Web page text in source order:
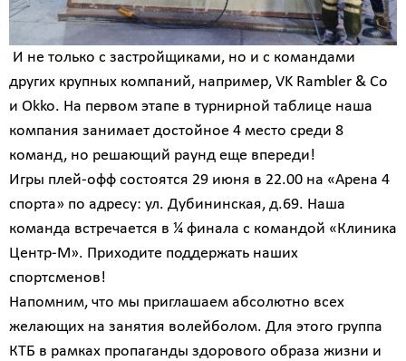
И не только с застройщиками, но и с командами
других крупных компаний, например, VK Rambler & Co
и Okko. На первом этапе в турнирной таблице наша
компания занимает достойное 4 место среди 8
команд, но решающий раунд еще впереди!
Игры плей-офф состоятся 29 июня в 22.00 на «Арена 4
спорта» по адресу: ул. Дубининская, д.69. Наша
команда встречается в ¼ финала с командой «Клиника
Центр-М». Приходите поддержать наших
спортсменов!
Напомним, что мы приглашаем абсолютно всех
желающих на занятия волейболом. Для этого группа
КТБ в рамках пропаганды здорового образа жизни и